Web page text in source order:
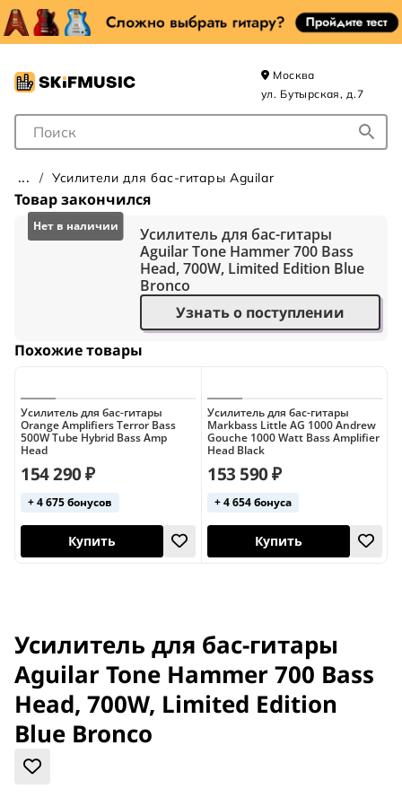
Поле для Поиска
Москва
ул. Бутырская, д.7
Усилители для бас-гитары Aguilar
Товар закончился
Усилитель для бас-гитары
Aguilar Tone Hammer 700 Bass
Head, 700W, Limited Edition Blue
Bronco
Узнать о поступлении
Похожие товары
Усилитель для бас-гитары
Orange Amplifiers Terror Bass
500W Tube Hybrid Bass Amp
Head
154 290 ₽
+ 4 675 бонусов
Усилитель для бас-гитары
Markbass Little AG 1000 Andrew
Gouche 1000 Watt Bass Amplifier
Head Black
153 590 ₽
+ 4 654 бонуса
Усилитель для бас-гитары
Aguilar Tone Hammer 700 Bass
Head, 700W, Limited Edition
Blue Bronco